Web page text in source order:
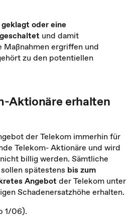
oder eine
und damit
Maßnahmen ergriffen und
zu den potentiellen
Aktionäre erhalten
der Telekom immerhin für
Telekom- Aktionäre und wird
billig werden. Sämtliche
spätestens bis zum
Angebot der Telekom unter
Schadenersatzhöhe erhalten.
1/06).